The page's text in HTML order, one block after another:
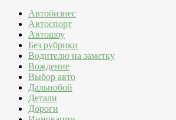
Автобизнес
Автоспорт
Автошоу
Без рубрики
Водителю на заметку
Вождение
Выбор авто
Дальнобой
Детали
Дороги